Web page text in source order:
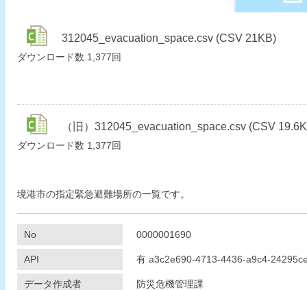
312045_evacuation_space.csv (CSV 21KB)
ダウンロード数 1,377回
（旧）312045_evacuation_space.csv (CSV
ダウンロード数 1,377回
境港市の指定緊急避難場所の一覧です。
No 0000001690
API 有 a3c2e690-4713-4436-a9c4-
データ作成者 防災危機管理課